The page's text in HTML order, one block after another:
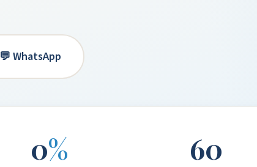
💬 WhatsApp
0% 60